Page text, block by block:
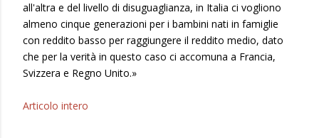
all'altra e del livello di disuguaglianza, in Italia ci vogliono
almeno cinque generazioni per i bambini nati in famiglie
con reddito basso per raggiungere il reddito medio, dato
che per la verità in questo caso ci accomuna a Francia,
Svizzera e Regno Unito.»
Articolo intero